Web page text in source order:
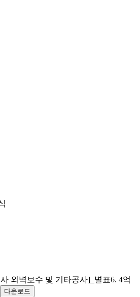
외벽보수 및 기타공사]_별표6. 4억
다운로드